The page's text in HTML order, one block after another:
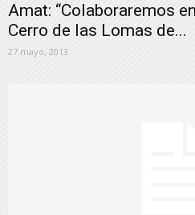
Amat: “Colaboraremos
Cerro de las Lomas de...
27 mayo, 2013